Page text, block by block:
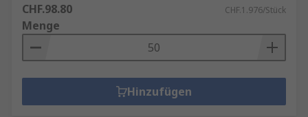
CHF.98.80 CHF.1.976/Stück
Menge
Hinzufügen